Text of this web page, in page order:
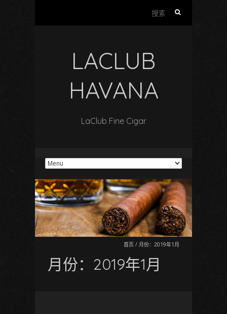
LACLUB
HAVANA
LaClub Fine Cigar
首页 / 月份：2019年1月
月份：2019年1月